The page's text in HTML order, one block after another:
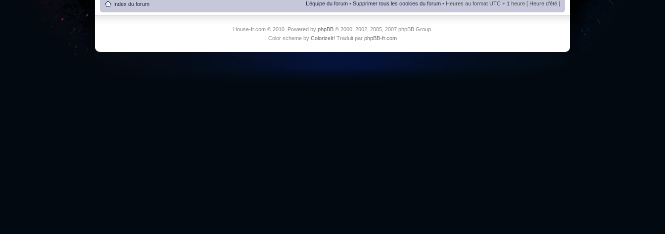
Index du forum L’équipe du forum • Supprimer tous les cookies du forum • Heures au format UTC + 1 heure [ Heure d’été ]
House-fr.com © 2010. Powered by phpBB© 2000, 2002, 2005, 2007 phpBB Group.
Color scheme by ColorizeIt! Traduit par phpBB-fr.com